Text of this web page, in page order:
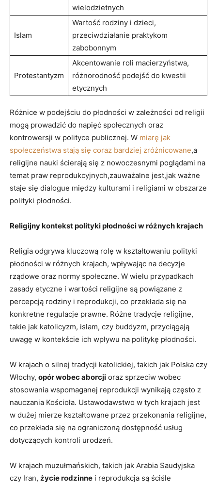
wielodzietnych
Islam
Wartość rodziny i dzieci,
przeciwdziałanie ‌praktykom
zabobonnym
Protestantyzm
Akcentowanie roli macierzyństwa,
różnorodność⁤ podejść do kwestii
etycznych
Różnice w podejściu do płodności w zależności ⁤od⁢ religii
mogą prowadzić do napięć społecznych ⁢oraz ​
kontrowersji⁣ w polityce publicznej. W miarę jak⁤
społeczeństwa stają się coraz bardziej zróżnicowane,a
religijne nauki ścierają się z‌ nowoczesnymi poglądami​ na
temat praw reprodukcyjnych,zauważalne jest,jak ważne
staje się dialogue między‍ kulturami i ⁢religiami w obszarze
polityki płodności.
Religijny‍ kontekst polityki płodności w różnych krajach
Religia odgrywa kluczową rolę ⁢w kształtowaniu polityki
płodności w różnych krajach, wpływając na decyzje
rządowe oraz normy społeczne. ⁢W ‍wielu przypadkach
zasady etyczne i wartości ​religijne są powiązane z
percepcją​ rodziny i reprodukcji, co przekłada się na
⁢konkretne regulacje⁢ prawne. Różne tradycje ‍religijne,
takie jak katolicyzm, islam,‍ czy buddyzm, przyciągają
‌uwagę w kontekście ich wpływu na politykę płodności.
W krajach o silnej⁢ tradycji katolickiej, takich jak Polska czy
Włochy,⁢ opór wobec aborcji ⁣oraz sprzeciw ‍wobec
stosowania​ wspomaganej‌ reprodukcji wynikają często z
‍nauczania Kościoła. Ustawodawstwo w tych krajach jest
w dużej mierze ‍kształtowane ‍przez przekonania religijne,
⁢co przekłada​ się na ograniczoną dostępność usług
dotyczących kontroli urodzeń.
W krajach muzułmańskich, takich⁤ jak Arabia Saudyjska
czy Iran,⁢ życie rodzinne i reprodukcja są ściśle